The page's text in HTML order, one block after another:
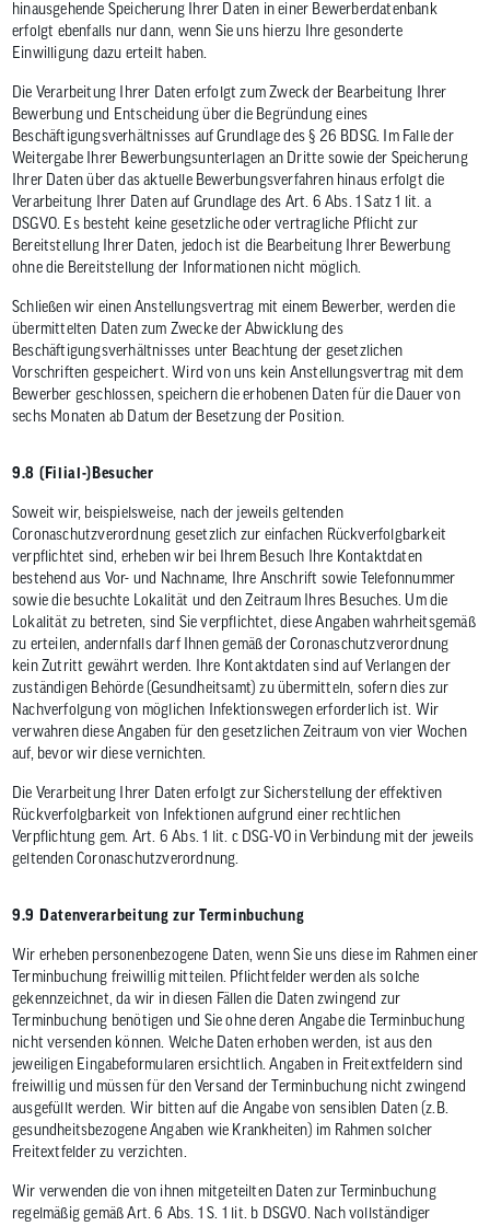
hinausgehende Speicherung Ihrer Daten in einer Bewerberdatenbank
erfolgt ebenfalls nur dann, wenn Sie uns hierzu Ihre gesonderte
Einwilligung dazu erteilt haben.
Die Verarbeitung Ihrer Daten erfolgt zum Zweck der Bearbeitung Ihrer
Bewerbung und Entscheidung über die Begründung eines
Beschäftigungsverhältnisses auf Grundlage des § 26 BDSG. Im Falle der
Weitergabe Ihrer Bewerbungsunterlagen an Dritte sowie der Speicherung
Ihrer Daten über das aktuelle Bewerbungsverfahren hinaus erfolgt die
Verarbeitung Ihrer Daten auf Grundlage des Art. 6 Abs. 1 Satz 1 lit. a
DSGVO. Es besteht keine gesetzliche oder vertragliche Pflicht zur
Bereitstellung Ihrer Daten, jedoch ist die Bearbeitung Ihrer Bewerbung
ohne die Bereitstellung der Informationen nicht möglich.
Schließen wir einen Anstellungsvertrag mit einem Bewerber, werden die
übermittelten Daten zum Zwecke der Abwicklung des
Beschäftigungsverhältnisses unter Beachtung der gesetzlichen
Vorschriften gespeichert. Wird von uns kein Anstellungsvertrag mit dem
Bewerber geschlossen, speichern die erhobenen Daten für die Dauer von
sechs Monaten ab Datum der Besetzung der Position.
9.8 (Filial-)Besucher
Soweit wir, beispielsweise, nach der jeweils geltenden
Coronaschutzverordnung gesetzlich zur einfachen Rückverfolgbarkeit
verpflichtet sind, erheben wir bei Ihrem Besuch Ihre Kontaktdaten
bestehend aus Vor- und Nachname, Ihre Anschrift sowie Telefonnummer
sowie die besuchte Lokalität und den Zeitraum Ihres Besuches. Um die
Lokalität zu betreten, sind Sie verpflichtet, diese Angaben wahrheitsgemäß
zu erteilen, andernfalls darf Ihnen gemäß der Coronaschutzverordnung
kein Zutritt gewährt werden. Ihre Kontaktdaten sind auf Verlangen der
zuständigen Behörde (Gesundheitsamt) zu übermitteln, sofern dies zur
Nachverfolgung von möglichen Infektionswegen erforderlich ist. Wir
verwahren diese Angaben für den gesetzlichen Zeitraum von vier Wochen
auf, bevor wir diese vernichten.
Die Verarbeitung Ihrer Daten erfolgt zur Sicherstellung der effektiven
Rückverfolgbarkeit von Infektionen aufgrund einer rechtlichen
Verpflichtung gem. Art. 6 Abs. 1 lit. c DSG-VO in Verbindung mit der jeweils
geltenden Coronaschutzverordnung.
9.9 Datenverarbeitung zur Terminbuchung
Wir erheben personenbezogene Daten, wenn Sie uns diese im Rahmen einer
Terminbuchung freiwillig mitteilen. Pflichtfelder werden als solche
gekennzeichnet, da wir in diesen Fällen die Daten zwingend zur
Terminbuchung benötigen und Sie ohne deren Angabe die Terminbuchung
nicht versenden können. Welche Daten erhoben werden, ist aus den
jeweiligen Eingabeformularen ersichtlich. Angaben in Freitextfeldern sind
freiwillig und müssen für den Versand der Terminbuchung nicht zwingend
ausgefüllt werden. Wir bitten auf die Angabe von sensiblen Daten (z.B.
gesundheitsbezogene Angaben wie Krankheiten) im Rahmen solcher
Freitextfelder zu verzichten.
Wir verwenden die von ihnen mitgeteilten Daten zur Terminbuchung
regelmäßig gemäß Art. 6 Abs. 1 S. 1 lit. b DSGVO. Nach vollständiger